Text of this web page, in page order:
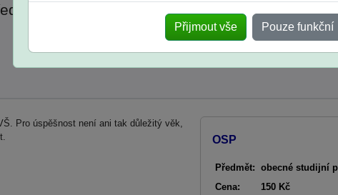
"OSP" pro maturanty
Přijmout vše Pouze funkční
Pro úspěšnost není ani tak důležitý věk,
OSP
Předmět: obecné studijní
Cena:
150 Kč